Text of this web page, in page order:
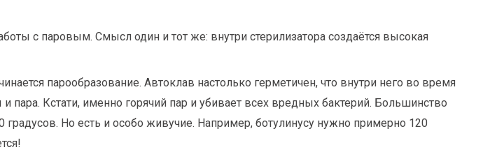
с паровым. Смысл один и тот же: внутри стерилизатора создаётся высокая
парообразование. Автоклав настолько герметичен, что внутри него во время
пара. Кстати, именно горячий пар и убивает всех вредных бактерий. Большинство
градусов. Но есть и особо живучие. Например, ботулинусу нужно примерно 120